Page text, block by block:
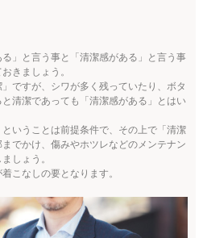
」と言う事と「清潔感がある」と言う事
きましょう。
ですが、シワが多く残っていたり、ボタ
清潔であっても「清潔感がある」とはい
いうことは前提条件で、その上で「清潔
でかけ、傷みやホツレなどのメンテナン
しょう。
こなしの要となります。